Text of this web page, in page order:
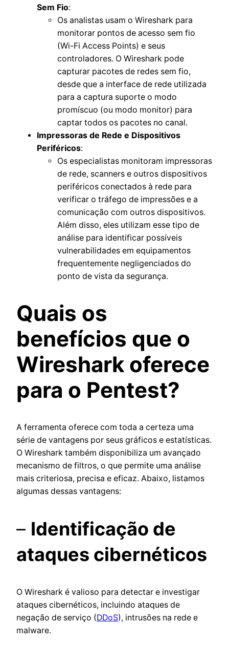
Sem Fio:
Os analistas usam o Wireshark para
monitorar pontos de acesso sem fio
(Wi-Fi Access Points) e seus
controladores. O Wireshark pode
capturar pacotes de redes sem fio,
desde que a interface de rede utilizada
para a captura suporte o modo
promíscuo (ou modo monitor) para
captar todos os pacotes no canal.
Impressoras de Rede e Dispositivos
Periféricos:
Os especialistas monitoram impressoras
de rede, scanners e outros dispositivos
periféricos conectados à rede para
verificar o tráfego de impressões e a
comunicação com outros dispositivos.
Além disso, eles utilizam esse tipo de
análise para identificar possíveis
vulnerabilidades em equipamentos
frequentemente negligenciados do
ponto de vista da segurança.
Quais os
benefícios que o
Wireshark oferece
para o Pentest?
A ferramenta oferece com toda a certeza uma
série de vantagens por seus gráficos e estatísticas.
O Wireshark também disponibiliza um avançado
mecanismo de filtros, o que permite uma análise
mais criteriosa, precisa e eficaz. Abaixo, listamos
algumas dessas vantagens:
– Identificação de
ataques cibernéticos
O Wireshark é valioso para detectar e investigar
ataques cibernéticos, incluindo ataques de
negação de serviço (DDoS), intrusões na rede e
malware.